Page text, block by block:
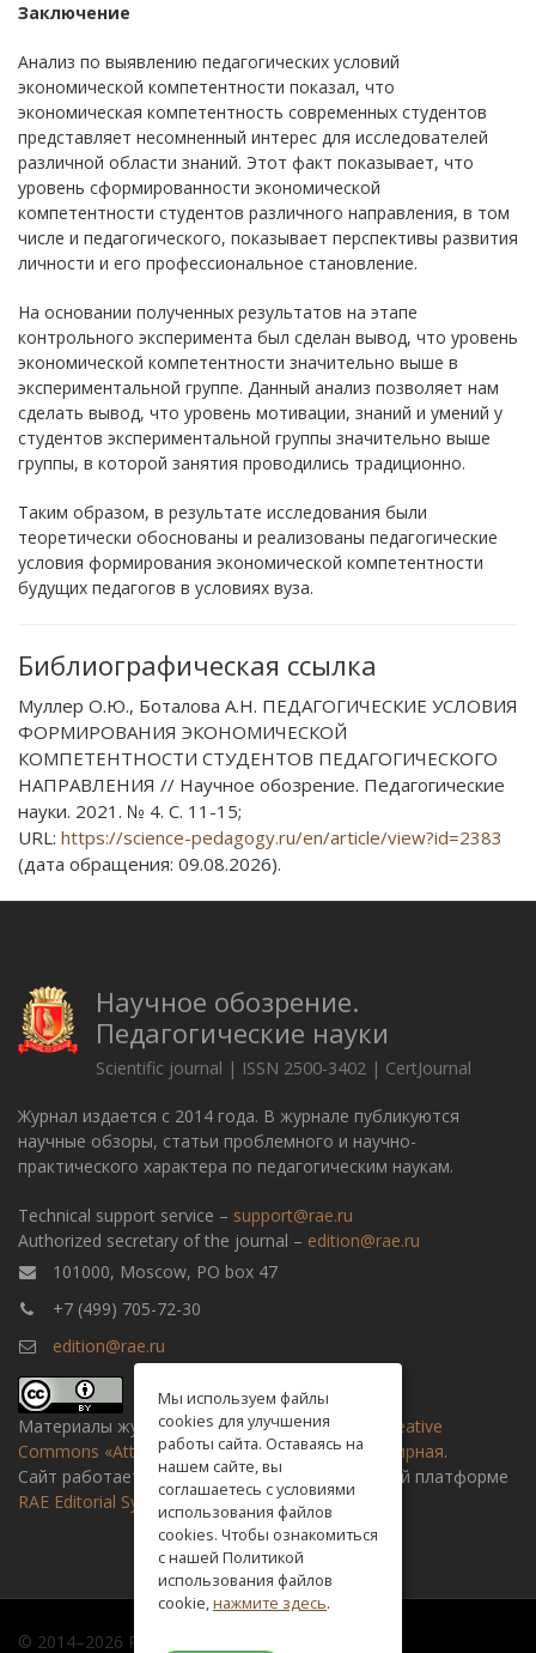
Заключение
Анализ по выявлению педагогических условий
экономической компетентности показал, что
экономическая компетентность современных студентов
представляет несомненный интерес для исследователей
различной области знаний. Этот факт показывает, что
уровень сформированности экономической
компетентности студентов различного направления, в том
числе и педагогического, показывает перспективы развития
личности и его профессиональное становление.
На основании полученных результатов на этапе
контрольного эксперимента был сделан вывод, что уровень
экономической компетентности значительно выше в
экспериментальной группе. Данный анализ позволяет нам
сделать вывод, что уровень мотивации, знаний и умений у
студентов экспериментальной группы значительно выше
группы, в которой занятия проводились традиционно.
Таким образом, в результате исследования были
теоретически обоснованы и реализованы педагогические
условия формирования экономической компетентности
будущих педагогов в условиях вуза.
Библиографическая ссылка
Муллер О.Ю., Боталова А.Н. ПЕДАГОГИЧЕСКИЕ УСЛОВИЯ
ФОРМИРОВАНИЯ ЭКОНОМИЧЕСКОЙ
КОМПЕТЕНТНОСТИ СТУДЕНТОВ ПЕДАГОГИЧЕСКОГО
НАПРАВЛЕНИЯ // Научное обозрение. Педагогические
науки. 2021. № 4. С. 11-15;
URL: https://science-pedagogy.ru/en/article/view?id=2383
(дата обращения: 09.08.2026).
Научное обозрение.
Педагогические науки
Scientific journal | ISSN 2500-3402 | CertJournal
Журнал издается с 2014 года. В журнале публикуются
научные обзоры, статьи проблемного и научно-
практического характера по педагогическим наукам.
Technical support service – support@rae.ru
Authorized secretary of the journal – edition@rae.ru
101000, Moscow, PO box 47
+7 (499) 705-72-30
edition@rae.ru
Материалы журнала доступны полицензии Creative
Commons «Attribution» («Атрибуция») 4.0 Всемирная.
Сайт работает на универсальной издательской платформе
RAE Editorial System
© 2014–2026 Russian academy of natural history
Мы используем файлы
cookies для улучшения
работы сайта. Оставаясь на
нашем сайте, вы
соглашаетесь с условиями
использования файлов
cookies. Чтобы ознакомиться
с нашей Политикой
использования файлов
cookie,нажмите здесь.